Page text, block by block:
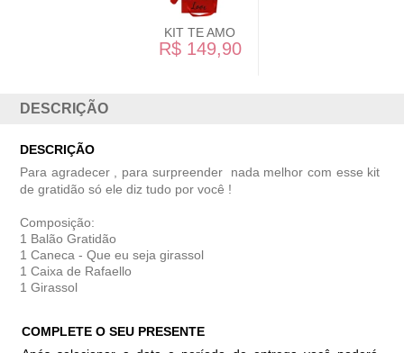
KIT TE AMO
R$ 149,90
DESCRIÇÃO
DESCRIÇÃO
Para agradecer , para surpreender nada melhor com esse kit
de gratidão só ele diz tudo por você !
Composição:
1 Balão Gratidão
1 Caneca - Que eu seja girassol
1 Caixa de Rafaello
1 Girassol
COMPLETE O SEU PRESENTE